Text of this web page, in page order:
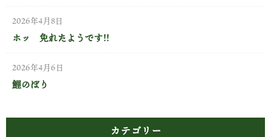
ホッ 免れたようです!!
2026年4月8日
鯉のぼり
2026年4月6日
カテゴリー